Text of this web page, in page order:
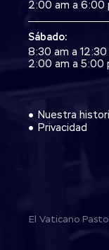
Nuestra
Privacidad
2:00 am a 6:00
Sábado:
8:30 am a 12:30
2:00 am a 5:00
El Vaticano